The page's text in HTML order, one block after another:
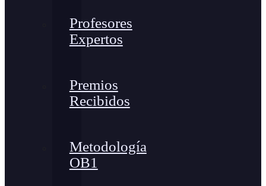
Profesores
Expertos
Premios
Recibidos
Metodología
OB1